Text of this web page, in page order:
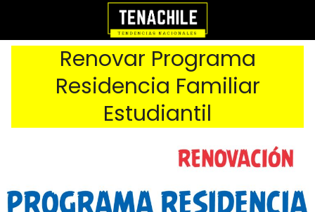
Renovar Programa
Residencia Familiar
Estudiantil